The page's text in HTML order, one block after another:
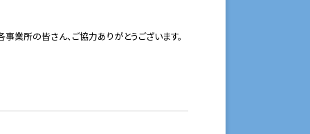
業所の皆さん、ご協力ありがとうございます。